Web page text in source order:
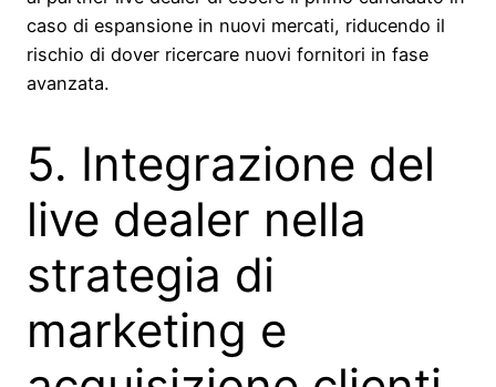
caso di espansione in nuovi mercati, riducendo il
rischio di dover ricercare nuovi fornitori in fase
avanzata.
5. Integrazione del
live dealer nella
strategia di
marketing e